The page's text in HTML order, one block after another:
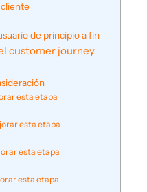
de principio a fin
customer journey
esta etapa
esta etapa
esta etapa
esta etapa